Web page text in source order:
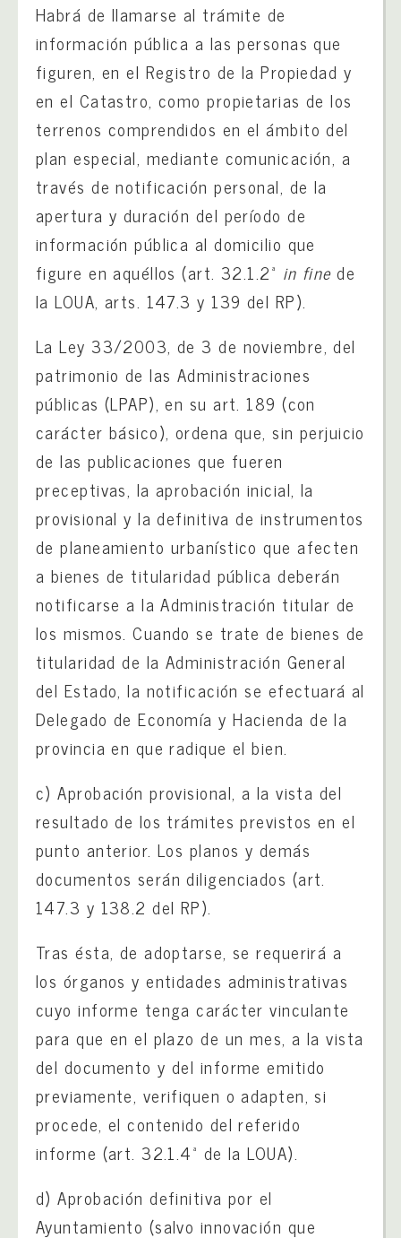
Habrá de llamarse al trámite de
información pública a las personas que
figuren, en el Registro de la Propiedad y
en el Catastro, como propietarias de los
terrenos comprendidos en el ámbito del
plan especial, mediante comunicación, a
través de notificación personal, de la
apertura y duración del período de
información pública al domicilio que
figure en aquéllos (art. 32.1.2ª in finede
la LOUA, arts. 147.3 y 139 del RP).
La Ley 33/2003, de 3 de noviembre, del
patrimonio de las Administraciones
públicas (LPAP), en su art. 189 (con
carácter básico), ordena que, sin perjuicio
de las publicaciones que fueren
preceptivas, la aprobación inicial, la
provisional y la definitiva de instrumentos
de planeamiento urbanístico que afecten
a bienes de titularidad pública deberán
notificarse a la Administración titular de
los mismos. Cuando se trate de bienes de
titularidad de la Administración General
del Estado, la notificación se efectuará al
Delegado de Economía y Hacienda de la
provincia en que radique el bien.
c) Aprobación provisional, a la vista del
resultado de los trámites previstos en el
punto anterior. Los planos y demás
documentos serán diligenciados (art.
147.3 y 138.2 del RP).
Tras ésta, de adoptarse, se requerirá a
los órganos y entidades administrativas
cuyo informe tenga carácter vinculante
para que en el plazo de un mes, a la vista
del documento y del informe emitido
previamente, verifiquen o adapten, si
procede, el contenido del referido
informe (art. 32.1.4ª de la LOUA).
d) Aprobación definitiva por el
Ayuntamiento (salvo innovación que